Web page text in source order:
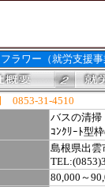
ラワー（就労支援
0853-31-4510
バスの清掃
ｺﾝｸﾘｰﾄ型
島根県出雲
80,000～